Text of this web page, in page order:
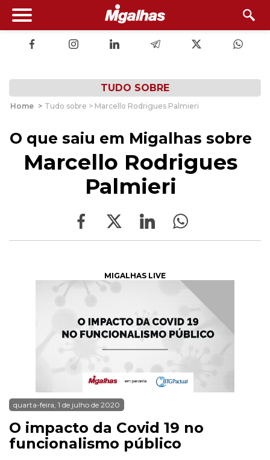
TUDO SOBRE
Home > Tudo sobre > Marcello Rodrigues Palmieri
O que saiu em Migalhas sobre
Marcello Rodrigues
Palmieri
MIGALHAS LIVE
quarta-feira, 1 de julho de 2020
O impacto da Covid 19 no
funcionalismo público